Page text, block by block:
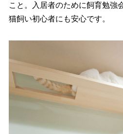
こと。入居者のために飼育勉強
猫飼い初心者にも安心です。